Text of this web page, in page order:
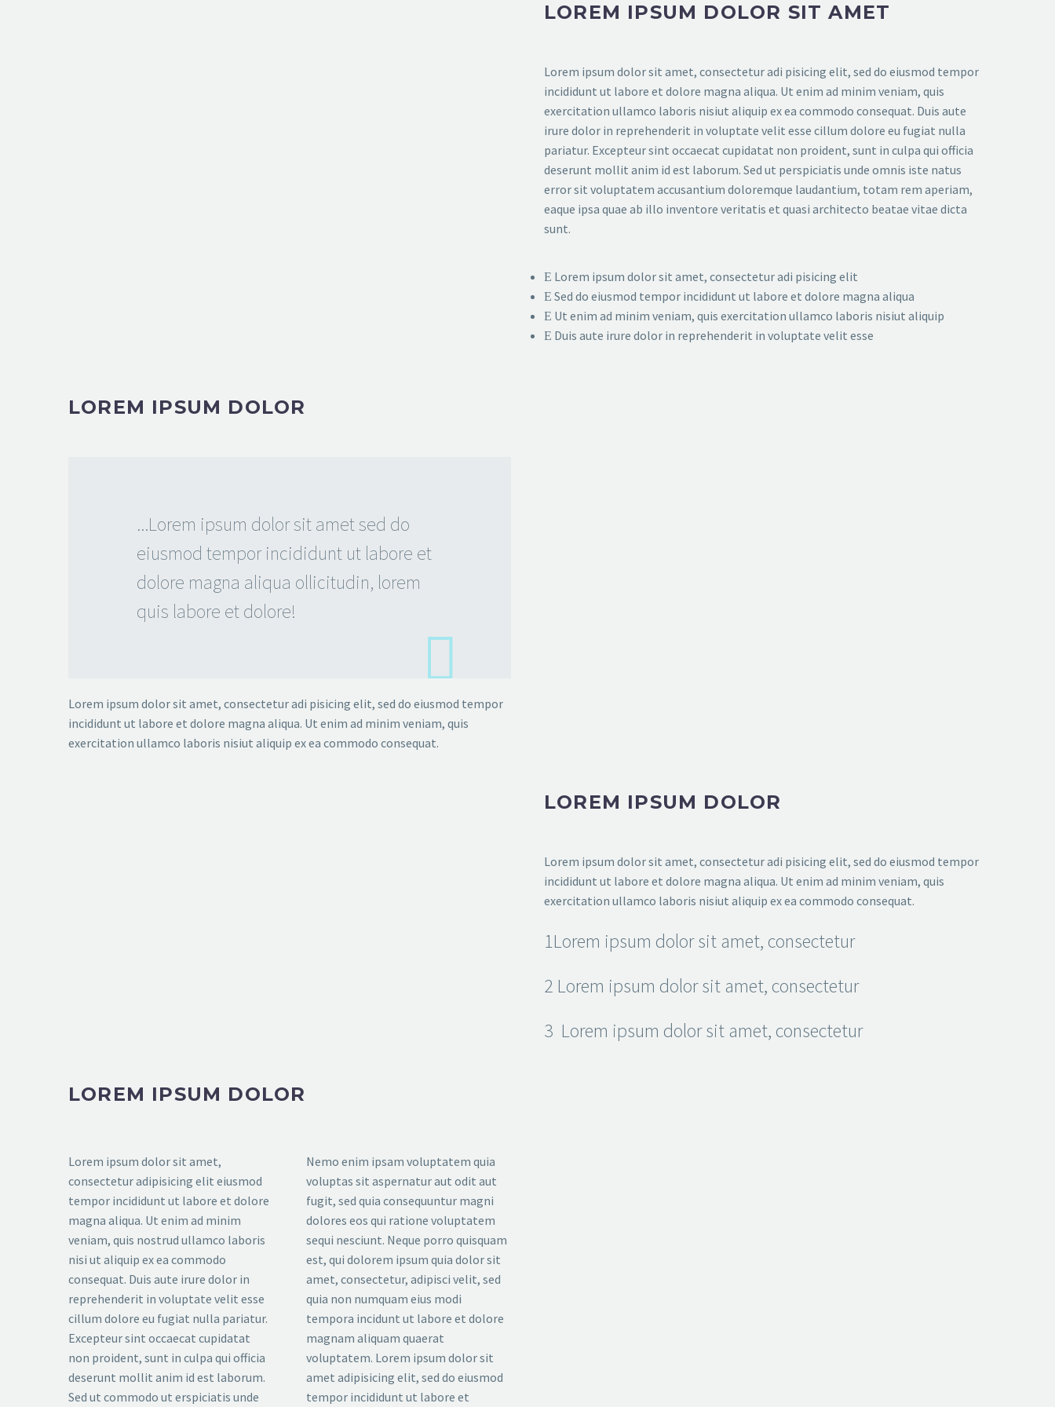
LOREM IPSUM DOLOR SIT AMET
Lorem ipsum dolor sit amet, consectetur adi pisicing elit, sed do eiusmod tempor
incididunt ut labore et dolore magna aliqua. Ut enim ad minim veniam, quis
exercitation ullamco laboris nisiut aliquip ex ea commodo consequat. Duis aute
irure dolor in reprehenderit in voluptate velit esse cillum dolore eu fugiat nulla
pariatur. Excepteur sint occaecat cupidatat non proident, sunt in culpa qui officia
deserunt mollit anim id est laborum. Sed ut perspiciatis unde omnis iste natus
error sit voluptatem accusantium doloremque laudantium, totam rem aperiam,
eaque ipsa quae ab illo inventore veritatis et quasi architecto beatae vitae dicta
sunt.
Lorem ipsum dolor sit amet, consectetur adi pisicing elit
Sed do eiusmod tempor incididunt ut labore et dolore magna aliqua
Ut enim ad minim veniam, quis exercitation ullamco laboris nisiut aliquip
Duis aute irure dolor in reprehenderit in voluptate velit esse
LOREM IPSUM DOLOR
...Lorem ipsum dolor sit amet sed do
eiusmod tempor incididunt ut labore et
dolore magna aliqua ollicitudin, lorem
quis labore et dolore!
Lorem ipsum dolor sit amet, consectetur adi pisicing elit, sed do eiusmod tempor
incididunt ut labore et dolore magna aliqua. Ut enim ad minim veniam, quis
exercitation ullamco laboris nisiut aliquip ex ea commodo consequat.
LOREM IPSUM DOLOR
Lorem ipsum dolor sit amet, consectetur adi pisicing elit, sed do eiusmod tempor
incididunt ut labore et dolore magna aliqua. Ut enim ad minim veniam, quis
exercitation ullamco laboris nisiut aliquip ex ea commodo consequat.
1Lorem ipsum dolor sit amet, consectetur
2 Lorem ipsum dolor sit amet, consectetur
3 Lorem ipsum dolor sit amet, consectetur
LOREM IPSUM DOLOR
Lorem ipsum dolor sit amet,
consectetur adipisicing elit eiusmod
tempor incididunt ut labore et dolore
magna aliqua. Ut enim ad minim
veniam, quis nostrud ullamco laboris
nisi ut aliquip ex ea commodo
consequat. Duis aute irure dolor in
reprehenderit in voluptate velit esse
cillum dolore eu fugiat nulla pariatur.
Excepteur sint occaecat cupidatat
non proident, sunt in culpa qui officia
deserunt mollit anim id est laborum.
Sed ut commodo ut erspiciatis unde
Nemo enim ipsam voluptatem quia
voluptas sit aspernatur aut odit aut
fugit, sed quia consequuntur magni
dolores eos qui ratione voluptatem
sequi nesciunt. Neque porro quisquam
est, qui dolorem ipsum quia dolor sit
amet, consectetur, adipisci velit, sed
quia non numquam eius modi
tempora incidunt ut labore et dolore
magnam aliquam quaerat
voluptatem. Lorem ipsum dolor sit
amet adipisicing elit, sed do eiusmod
tempor incididunt ut labore et